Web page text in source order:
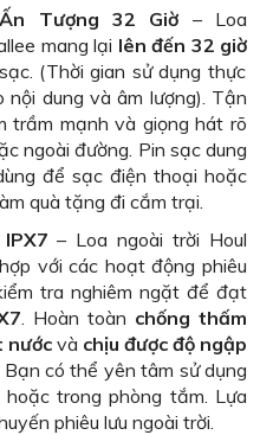
Tượng 32 Giờ – Loa
mang lại lên đến 32 giờ
(Thời gian sử dụng thực
dung và âm lượng). Tận
trầm mạnh và giọng hát rõ
ngoài đường. Pin sạc dung
để sạc điện thoại hoặc
quà tặng đi cắm trại.
– Loa ngoài trời Houl
với các hoạt động phiêu
tra nghiêm ngặt để đạt
. Hoàn toàn chống thấm
nướcvà chịu được độ ngập
. Bạn có thể yên tâm sử dụng
trong phòng tắm. Lựa
phiêu lưu ngoài trời.